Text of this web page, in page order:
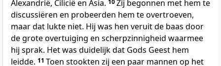
Alexandrië, Cilicië en Asia. 10Zij begonnen met hem te
discussiëren en probeerden hem te overtroeven,
maar dat lukte niet. Hij was hen veruit de baas door
de grote overtuiging en scherpzinnigheid waarmee
hij sprak. Het was duidelijk dat Gods Geest hem
leidde. 11 Toen stookten zij een paar mannen op het